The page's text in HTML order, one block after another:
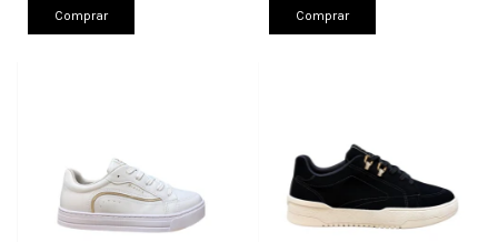
Comprar Comprar